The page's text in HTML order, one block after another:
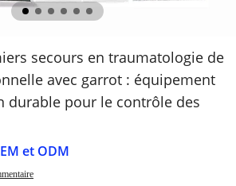
secours en traumatologie de
avec garrot : équipement
durable pour le contrôle des
et ODM